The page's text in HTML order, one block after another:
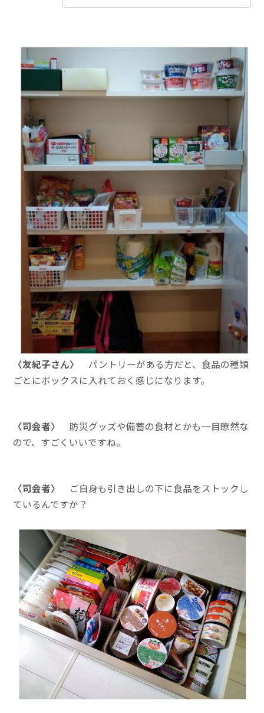
〈友紀子さん〉
パントリーがある方だと、食品の種類
ごとにボックスに入れておく感じになります。
〈司会者〉 防災グッズや備蓄の食材とかも一目瞭然な
ので、すごくいいですね。
〈司会者〉
ご自身も引き出しの下に食品をストックし
ているんですか？